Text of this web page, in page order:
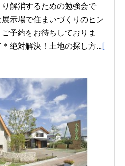
解消するための勉強会で
示場で住まいづくりのヒン
予約をお待ちしておりま
絶対解決！土地の探し方...[